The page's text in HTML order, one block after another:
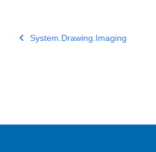
System.Drawing.Imaging